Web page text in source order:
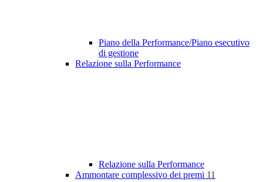
Piano della Performance/Piano esecutivo
di gestione
Relazione sulla Performance
Relazione sulla Performance
Ammontare complessivo dei premi 11